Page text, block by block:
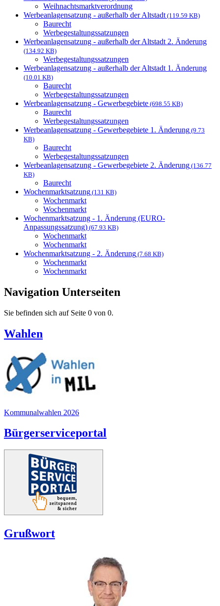
Weihnachtsmarktverordnung
Werbeanlagensatzung - außerhalb der Altstadt (119.59 KB)
Baurecht
Werbegestaltungssatzungen
Werbeanlagensatzung - außerhalb der Altstadt 2. Änderung
(134.92 KB)
Werbegestaltungssatzungen
Werbeanlagensatzung - außerhalb der Altstadt 1. Änderung
(10.01 KB)
Baurecht
Werbegestaltungssatzungen
Werbeanlagensatzung - Gewerbegebiete (698.55 KB)
Baurecht
Werbegestaltungssatzungen
Werbeanlagensatzung - Gewerbegebiete 1. Änderung (9.73
KB)
Baurecht
Werbegestaltungssatzungen
Werbeanlagensatzung - Gewerbegebiete 2. Änderung (136.77
KB)
Baurecht
Wochenmarktsatzung (131 KB)
Wochenmarkt
Wochenmarkt
Wochenmarktsatzung - 1. Änderung (EURO-
Anpassungssatzung) (67.93 KB)
Wochenmarkt
Wochenmarkt
Wochenmarktsatzung - 2. Änderung (7.68 KB)
Wochenmarkt
Wochenmarkt
Navigation Unterseiten
Sie befinden sich auf Seite 0 von 0.
Wahlen
Kommunalwahlen 2026
Bürgerserviceportal
Grußwort